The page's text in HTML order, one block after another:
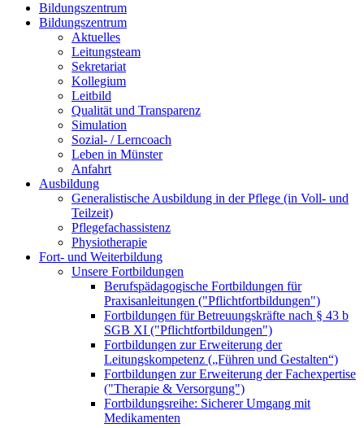
Bildungszentrum
Bildungszentrum
Aktuelles
Leitungsteam
Sekretariat
Kollegium
Leitbild
Qualität und Transparenz
Simulation
Sozial- / Lerncoach
Leben in Münster
Anfahrt
Ausbildung
Generalistische Ausbildung in der Pflege (in Voll- und
Teilzeit)
Pflegefachassistenz
Physiotherapie
Fort- und Weiterbildung
Unsere Fortbildungen
Berufspädagogische Fortbildungen für
Praxisanleitungen ("Pflichtfortbildungen")
Fortbildungen für Betreuungskräfte nach § 43 b
SGB XI ("Pflichtfortbildungen")
Fortbildungen zur Erweiterung der
Leitungskompetenz („Führen und Gestalten“)
Fortbildungen zur Erweiterung der Fachexpertise
("Therapie & Versorgung")
Fortbildungsreihe: Sicherer Umgang mit
Medikamenten